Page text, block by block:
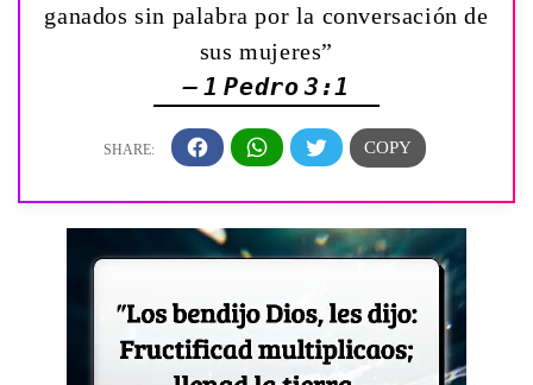
ganados sin palabra por la conversación de
sus mujeres”
— 1 Pedro 3:1